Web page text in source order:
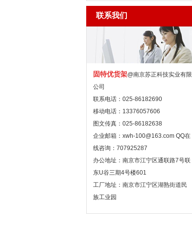
联系我们
固特优货架@南京苏正科技实业有限
公司
联系电话：025-86182690
移动电话：13376057606
图文传真：025-86182638
企业邮箱：xwh-100@163.com QQ在
线咨询：707925287
办公地址：南京市江宁区通联路7号联
东U谷三期4号楼601
工厂地址：南京市江宁区湖熟街道民
族工业园